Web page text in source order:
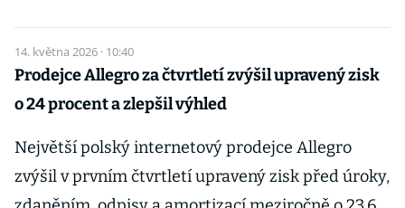
14. května 2026 · 10:40
Prodejce Allegro za čtvrtletí zvýšil upravený zisk
o 24 procent a zlepšil výhled
Největší polský internetový prodejce Allegro
zvýšil v prvním čtvrtletí upravený zisk před úroky,